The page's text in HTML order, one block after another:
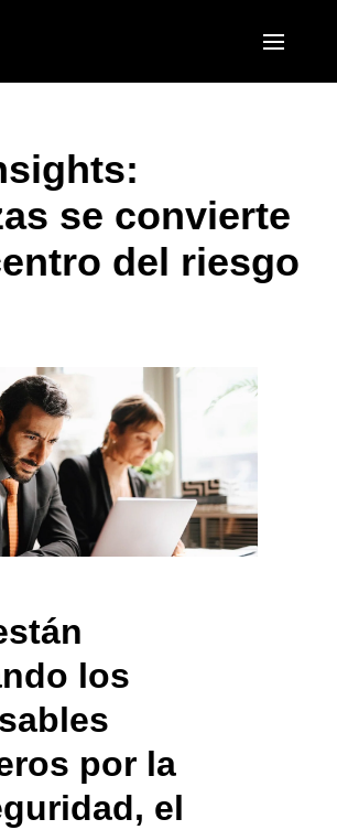
United States (English)
Canada (Français)
EUROPE
United Kingdom (English)
France (Français)
Nederlands (English)
Sweden (English)
Denmark (English)
Finland (English)
España (Español)
Norway (English)
ASIA PACIFIC
日本（日本語)
Singapore (English)
se convierte
del riesgo
los
por la
el